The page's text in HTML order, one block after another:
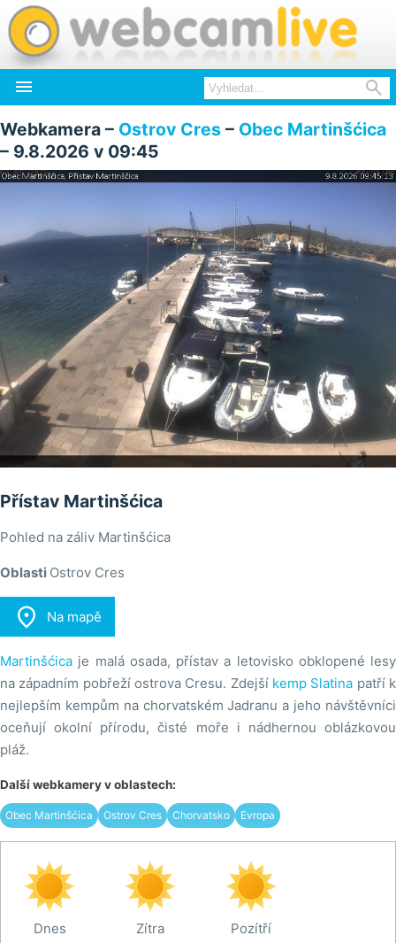
 
Webkamera – Ostrov Cres – Obec Martinšćica
– 9.8.2026 v 09:45
Přístav Martinšćica
Pohled na záliv Martinšćica
Oblasti Ostrov Cres
 Na mapě
Martinšćica je malá osada, přístav a letovisko obklopené lesy
na západním pobřeží ostrova Cresu. Zdejší kemp Slatina patří k
nejlepším kempům na chorvatském Jadranu a jeho návštěvníci
oceňují okolní přírodu, čisté moře i nádhernou oblázkovou
pláž.
Další webkamery v oblastech:
Obec Martinšćica Ostrov Cres Chorvatsko Evropa
Dnes Zítra Pozítří